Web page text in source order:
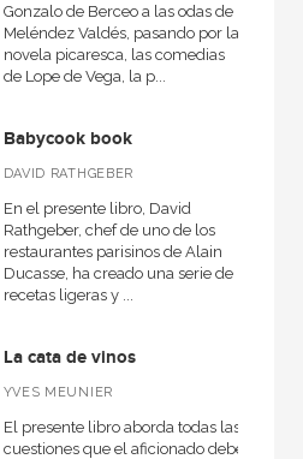
Gonzalo de Berceo a las odas de
Meléndez Valdés, pasando por la
novela picaresca, las comedias
de Lope de Vega, la p...
Babycook book
DAVID RATHGEBER
En el presente libro, David
Rathgeber, chef de uno de los
restaurantes parisinos de Alain
Ducasse, ha creado una serie de
recetas ligeras y ...
La cata de vinos
YVES MEUNIER
El presente libro aborda todas las
cuestiones que el aficionado debe